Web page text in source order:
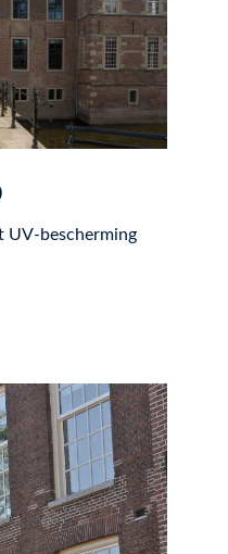
UV-bescherming